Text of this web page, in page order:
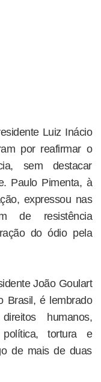
Luiz Inácio
por reafirmar o
sem destacar
Paulo Pimenta, à
expressou nas
de resistência
do ódio pela
João Goulart
Brasil, é lembrado
humanos,
política, tortura e
de mais de duas